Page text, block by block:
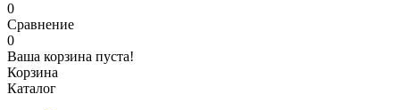
0
Сравнение
0
Ваша корзина пуста!
Корзина
Каталог